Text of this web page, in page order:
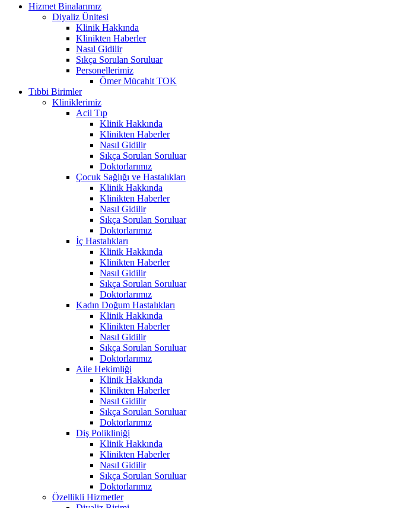
Hizmet Binalarımız
Diyaliz Ünitesi
Klinik Hakkında
Klinikten Haberler
Nasıl Gidilir
Sıkça Sorulan Soruluar
Personellerimiz
Ömer Mücahit TOK
Tıbbi Birimler
Kliniklerimiz
Acil Tıp
Klinik Hakkında
Klinikten Haberler
Nasıl Gidilir
Sıkça Sorulan Soruluar
Doktorlarımız
Çocuk Sağlığı ve Hastalıkları
Klinik Hakkında
Klinikten Haberler
Nasıl Gidilir
Sıkça Sorulan Soruluar
Doktorlarımız
İç Hastalıkları
Klinik Hakkında
Klinikten Haberler
Nasıl Gidilir
Sıkça Sorulan Soruluar
Doktorlarımız
Kadın Doğum Hastalıkları
Klinik Hakkında
Klinikten Haberler
Nasıl Gidilir
Sıkça Sorulan Soruluar
Doktorlarımız
Aile Hekimliği
Klinik Hakkında
Klinikten Haberler
Nasıl Gidilir
Sıkça Sorulan Soruluar
Doktorlarımız
Diş Polikliniği
Klinik Hakkında
Klinikten Haberler
Nasıl Gidilir
Sıkça Sorulan Soruluar
Doktorlarımız
Özellikli Hizmetler